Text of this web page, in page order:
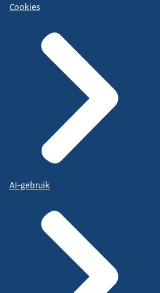
Cookies
AI-gebruik